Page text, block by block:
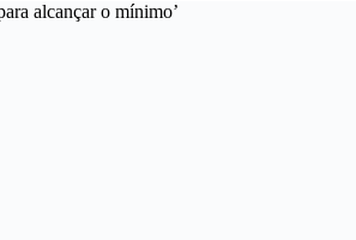
alcançar o mínimo’